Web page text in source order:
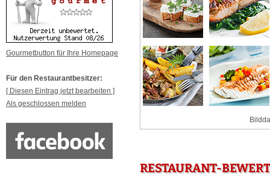
Gourmetbutton für Ihre Homepage
Für den Restaurantbesitzer:
[ Diesen Eintrag jetzt bearbeiten ]
Als geschlossen melden
RESTAURANT-